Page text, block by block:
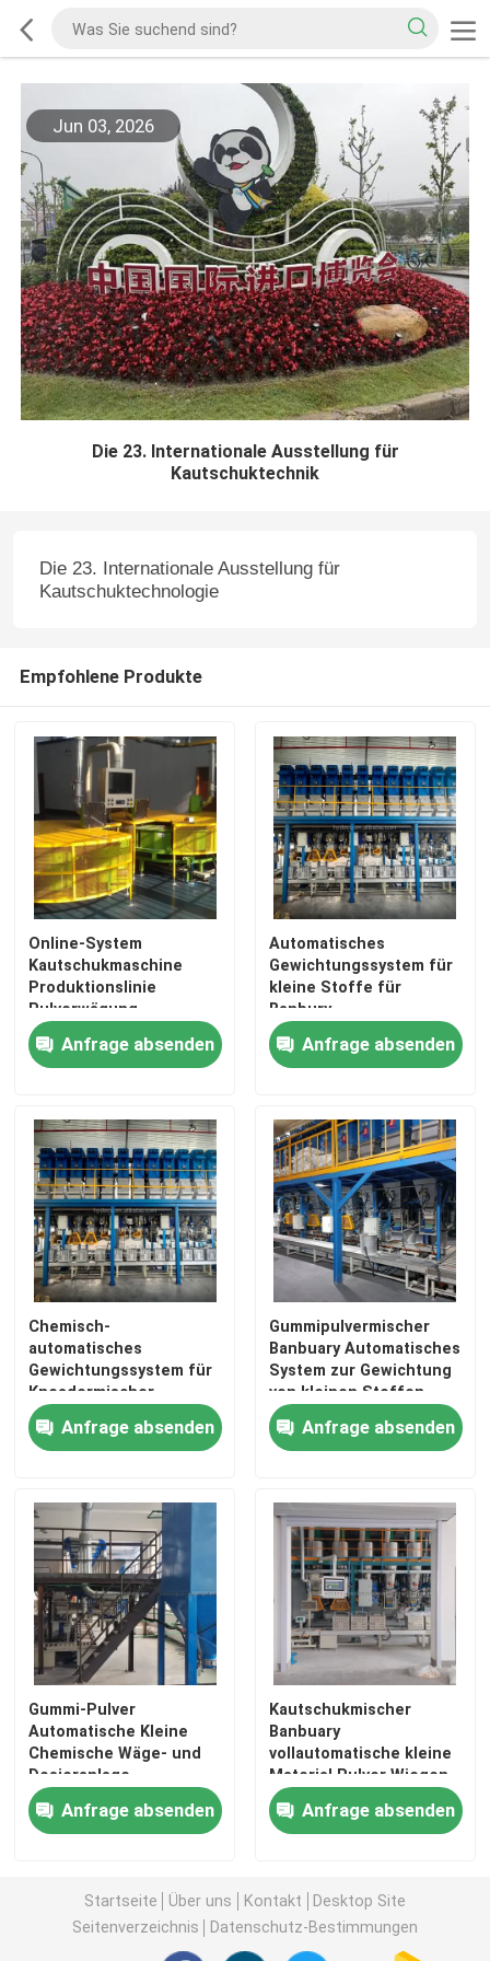
Jun 03, 2026
Die 23. Internationale Ausstellung für
Kautschuktechnik
Die 23. Internationale Ausstellung für
Kautschuktechnologie
Empfohlene Produkte
Online-System
Kautschukmaschine
Produktionslinie
Pulverwägung
Batchmaschine
Anfrage absenden
Automatisches
Gewichtungssystem für
kleine Stoffe für
Banbury-
Mischmaschinen
Anfrage absenden
Chemisch-
automatisches
Gewichtungssystem für
Kneadermischer
Anfrage absenden
Gummipulvermischer
Banbuary Automatisches
System zur Gewichtung
von kleinen Stoffen
Anfrage absenden
Gummi-Pulver
Automatische Kleine
Chemische Wäge- und
Dosieranlage
Anfrage absenden
Kautschukmischer
Banbuary
vollautomatische kleine
Material Pulver Wiegen
Dosierung Chargen
SystemAnfrage absenden
Startseite Über uns Kontakt
Desktop Site
Seitenverzeichnis
Datenschutz-Bestimmungen